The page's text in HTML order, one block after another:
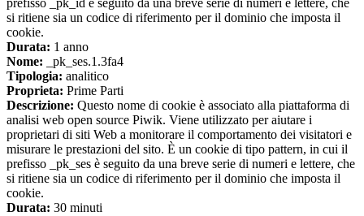
prefisso _pk_id è seguito da una breve serie di numeri e lettere, che
si ritiene sia un codice di riferimento per il dominio che imposta il
cookie.
Durata: 1 anno
Nome: _pk_ses.1.3fa4
Tipologia: analitico
Proprieta: Prime Parti
Descrizione: Questo nome di cookie è associato alla piattaforma di
analisi web open source Piwik. Viene utilizzato per aiutare i
proprietari di siti Web a monitorare il comportamento dei visitatori e
misurare le prestazioni del sito. È un cookie di tipo pattern, in cui il
prefisso _pk_ses è seguito da una breve serie di numeri e lettere, che
si ritiene sia un codice di riferimento per il dominio che imposta il
cookie.
Durata: 30 minuti